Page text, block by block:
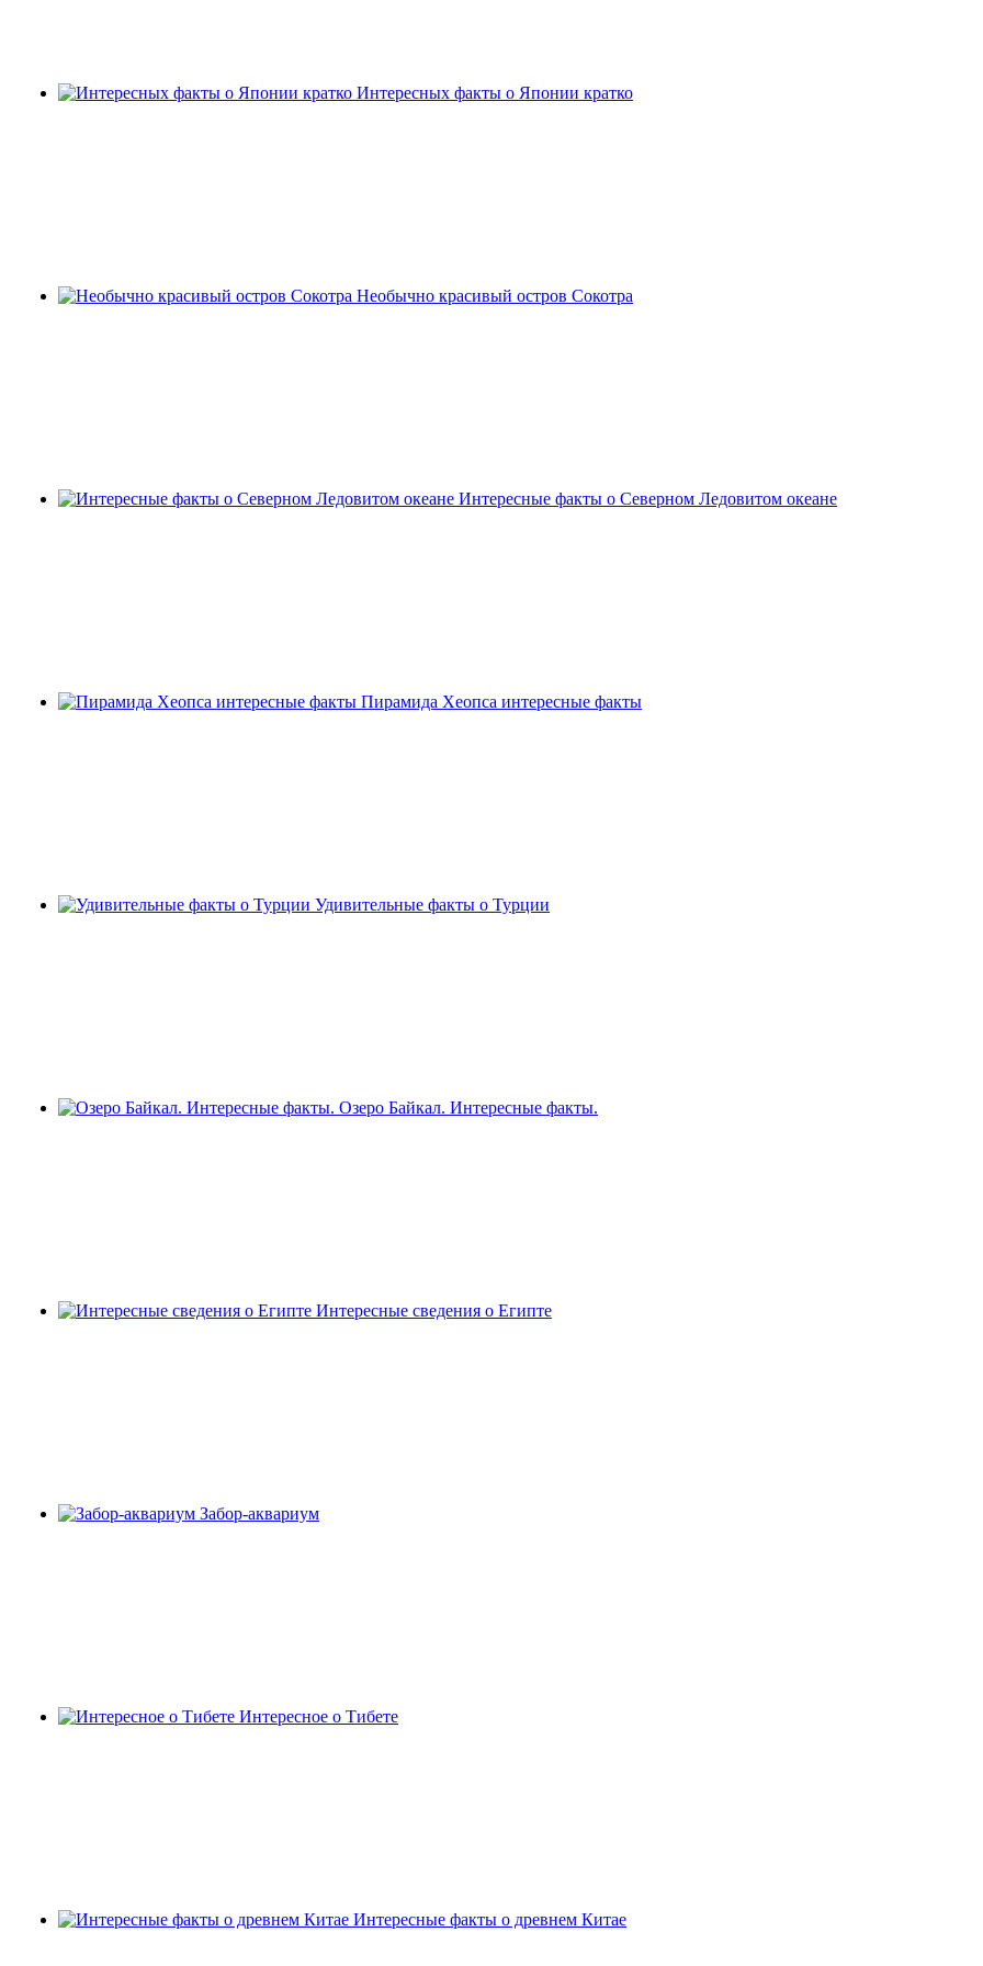
Интересных факты о Японии кратко
Необычно красивый остров Сокотра
Интересные факты о Северном Ледовитом океане
Пирамида Хеопса интересные факты
Удивительные факты о Турции
Озеро Байкал. Интересные факты.
Интересные сведения о Египте
Забор-аквариум
Интересное о Тибете
Интересные факты о древнем Китае